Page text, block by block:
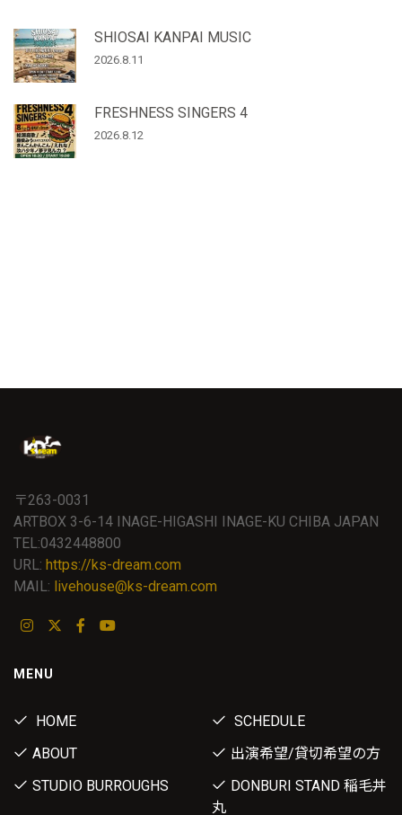
SHIOSAI KANPAI MUSIC
2026.8.11
FRESHNESS SINGERS 4
2026.8.12
〒263-0031
ARTBOX 3-6-14 INAGE-HIGASHI INAGE-KU CHIBA JAPAN
TEL:0432448800
URL: https://ks-dream.com
MAIL: livehouse@ks-dream.com
MENU
HOME
SCHEDULE
ABOUT
出演希望/貸切希望の方
STUDIO BURROUGHS
DONBURI STAND 稲毛丼
丸